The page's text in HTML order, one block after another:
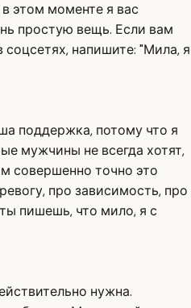
этом моменте я вас
простую вещь. Если вам
соцсетях, напишите: "Мила, я
поддержка, потому что я
мужчины не всегда хотят,
совершенно точно это
про зависимость, про
пишешь, что мило, я с
нужна.